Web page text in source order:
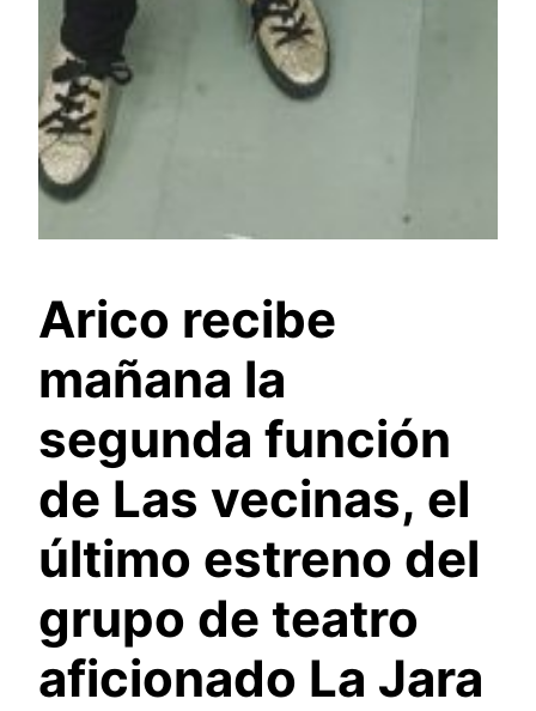
Arico recibe
mañana la
segunda función
de Las vecinas, el
último estreno del
grupo de teatro
aficionado La Jara